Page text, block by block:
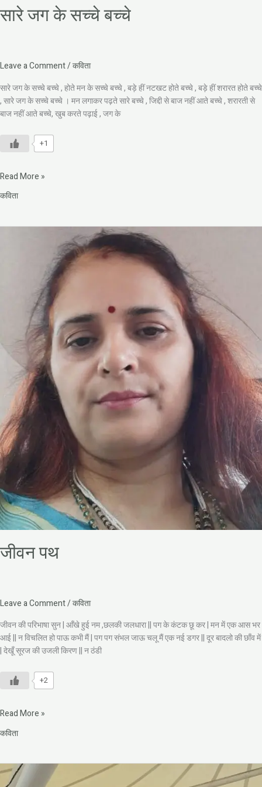
सारे जग के सच्चे बच्चे
Leave a Comment/कविता
सारे जग के सच्चे बच्चे , होते मन के सच्चे बच्चे , बड़े हीं नटखट होते बच्चे , बड़े हीं शरारत होते बच्चे
, सारे जग के सच्चे बच्चे । मन लगाकर पढ़ते सारे बच्चे , जिद्दी से बाज नहीं आते बच्चे , शरारती से
बाज नहीं आते बच्चे, खुब करते पढ़ाई , जग के
+1
Read More »
कविता
जीवन पथ
Leave a Comment/कविता
जीवन की परिभाषा सुन | आँखे हुई नम ,छलकी जलधारा || पग के कंटक छू कर | मन में एक आस भर
आई || न विचलित हो पाऊ कभी मैं | पग पग संभल जाऊ चलू मैं एक नई डगर || दूर बादलो की छाँव में
| देखूँ सूरज की उजली किरण || न ठंडी
+2
Read More »
कविता
पुस्तक
और